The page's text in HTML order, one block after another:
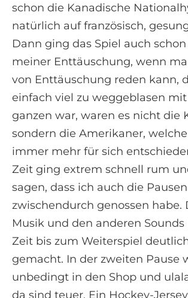
schon die Kanadische
natürlich auf französisch,
Dann ging das Spiel auch schon
meiner Enttäuschung, wenn
von Enttäuschung reden kann,
einfach viel zu weggeblasen
ganzen war, waren es nicht die
sondern die Amerikaner, welche
immer mehr für sich
Zeit ging extrem schnell rum
sagen, dass ich auch die Pausen
zwischendurch genossen habe.
Musik und den anderen Sounds
Zeit bis zum Weiterspiel
gemacht. In der zweiten Pause
unbedingt in den Shop und
da sind teuer. Ein Hockey-